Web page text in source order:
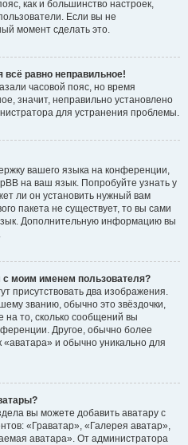
как и большинство настроек,
Если вы не
момент сделать это.
всё равно неправильное!
часовой пояс, но время
значит, неправильно установлено
для устранения проблемы.
вашего языка на конференции,
на ваш язык. Попробуйте узнать у
ли он установить нужный вам
пакета не существует, то вы сами
Дополнительную информацию вы
моим именем пользователя?
присутствовать два изображения.
званию, обычно это звёздочки,
на то, сколько сообщений вы
Другое, обычно более
«аватара» и обычно уникально для
вы можете добавить аватару с
«Граватар», «Галерея аватар»,
аватара». От администратора